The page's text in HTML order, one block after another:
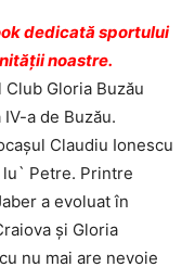
dedicată sportului
noastre.
Gloria Buzău
a de Buzău.
Claudiu Ionescu
Petre. Printre
a evoluat în
şi Gloria
nu mai are nevoie